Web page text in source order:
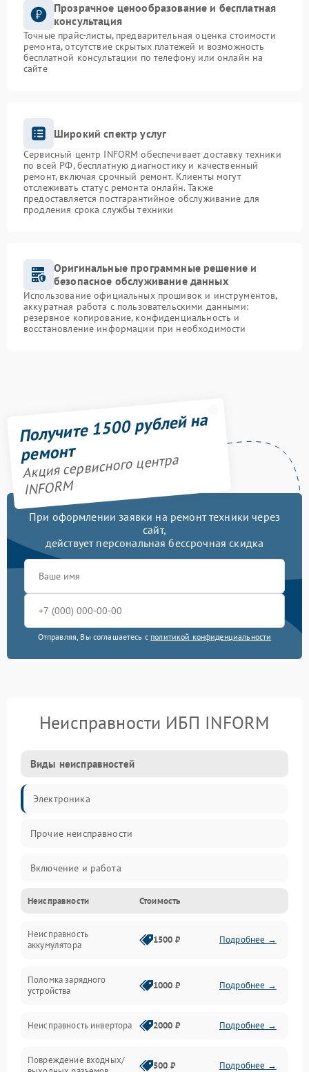
Прозрачное ценообразование и бесплатная
консультация
Точные прайс-листы, предварительная оценка стоимости
ремонта, отсутствие скрытых платежей и возможность
бесплатной консультации по телефону или онлайн на
сайте
Широкий спектр услуг
Сервисный центр INFORM обеспечивает доставку техники
по всей РФ, бесплатную диагностику и качественный
ремонт, включая срочный ремонт. Клиенты могут
отслеживать статус ремонта онлайн. Также
предоставляется постгарантийное обслуживание для
продления срока службы техники
Оригинальные программные решение и
безопасное обслуживание данных
Использование официальных прошивок и инструментов,
аккуратная работа с пользовательскими данными:
резервное копирование, конфиденциальность и
восстановление информации при необходимости
Получите 1500 рублей на
ремонт
Акция сервисного центра
INFORM
При оформлении заявки на ремонт техники через
сайт,
действует персональная бессрочная скидка
Отправляя, Вы соглашаетесь с политикой конфиденциальности
Неисправности ИБП INFORM
Виды неисправностей
Электроника
Прочие неисправности
Включение и работа
Работа с нагрузкой
Звук и индикация
Неисправности Стоимость
Неисправность
аккумулятора
1500 ₽ Подробнее →
Поломка зарядного
устройства
1000 ₽ Подробнее →
Неисправность инвертора 2000 ₽ Подробнее →
Повреждение входных/
500 ₽ Подробнее →